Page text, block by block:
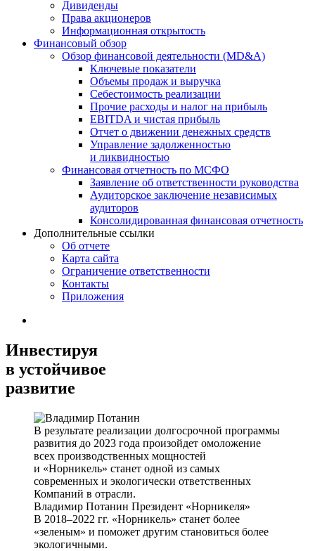
Дивиденды
Права акционеров
Информационная открытость
Финансовый обзор
Обзор финансовой деятельности (MD&A)
Ключевые показатели
Объемы продаж и выручка
Себестоимость реализации
Прочие расходы и налог на прибыль
EBITDA и чистая прибыль
Отчет о движении денежных средств
Управление задолженностью
и ликвидностью
Финансовая отчетность по МСФО
Заявление об ответственности руководства
Аудиторское заключение независимых
аудиторов
Консолидированная финансовая отчетность
Дополнительные ссылки
Об отчете
Карта сайта
Ограничение ответственности
Контакты
Приложения
Инвестируя
в устойчивое
развитие
В результате реализации долгосрочной программы
развития до 2023 года произойдет омоложение
всех производственных мощностей
и «Норникель» станет одной из самых
современных и экологически ответственных
Компаний в отрасли.
Владимир Потанин Президент «Норникеля»
В 2018–2022 гг. «Норникель» станет более
«зеленым» и поможет другим становиться более
экологичными.